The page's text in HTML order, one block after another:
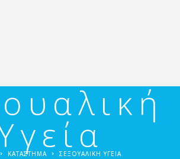
ΚΑΤΑΣΤΗΜΑ ΣΕΞΟΥΑΛΙΚΉ ΥΓΕΊΑ